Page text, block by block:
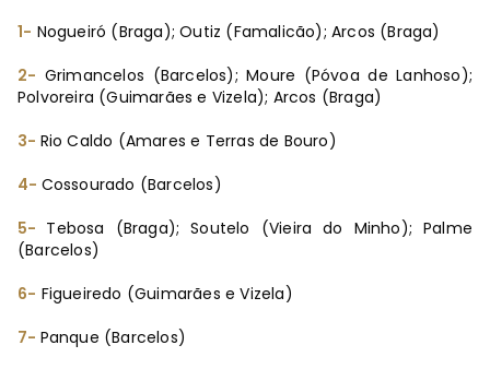
1- Nogueiró (Braga); Outiz (Famalicão); Arcos (Braga)
2- Grimancelos (Barcelos); Moure (Póvoa de Lanhoso);
Polvoreira (Guimarães e Vizela); Arcos (Braga)
3- Rio Caldo (Amares e Terras de Bouro)
4- Cossourado (Barcelos)
5- Tebosa (Braga); Soutelo (Vieira do Minho); Palme
(Barcelos)
6- Figueiredo (Guimarães e Vizela)
7- Panque (Barcelos)